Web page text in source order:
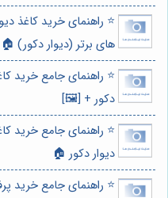
⭐️ راهنمای خرید کاغذ
های برتر (دیوار دکور) 🏠
⭐️ راهنمای جامع خرید
دکور + [🖼️]
⭐️ راهنمای جامع خرید
دیوار دکور 🏠
⭐️ راهنمای جامع خرید